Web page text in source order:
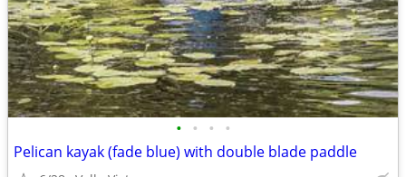
• • • •
Pelican kayak (fade blue) with double blade paddle